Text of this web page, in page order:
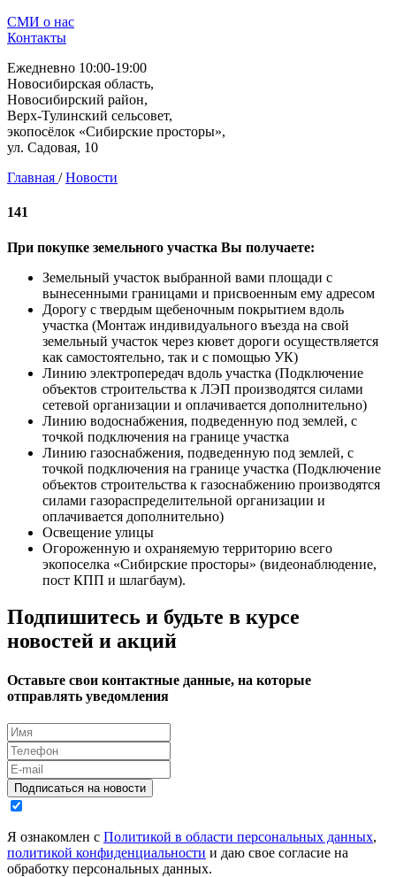
СМИ о нас
Контакты
Ежедневно 10:00-19:00
Новосибирская область,
Новосибирский район,
Верх-Тулинский сельсовет,
экопосёлок «Сибирские просторы»,
ул. Садовая, 10
Главная / Новости
141
При покупке земельного участка Вы получаете:
Земельный участок выбранной вами площади с
вынесенными границами и присвоенным ему адресом
Дорогу с твердым щебеночным покрытием вдоль
участка (Монтаж индивидуального въезда на свой
земельный участок через кювет дороги осуществляется
как самостоятельно, так и с помощью УК)
Линию электропередач вдоль участка (Подключение
объектов строительства к ЛЭП производятся силами
сетевой организации и оплачивается дополнительно)
Линию водоснабжения, подведенную под землей, с
точкой подключения на границе участка
Линию газоснабжения, подведенную под землей, с
точкой подключения на границе участка (Подключение
объектов строительства к газоснабжению производятся
силами газораспределительной организации и
оплачивается дополнительно)
Освещение улицы
Огороженную и охраняемую территорию всего
экопоселка «Сибирские просторы» (видеонаблюдение,
пост КПП и шлагбаум).
Подпишитесь и будьте в курсе
новостей и акций
Оставьте свои контактные данные, на которые
отправлять уведомления
Подписаться на новости
Я ознакомлен с Политикой в области персональных данных,
политикой конфиденциальности и даю свое согласие на
обработку персональных данных.